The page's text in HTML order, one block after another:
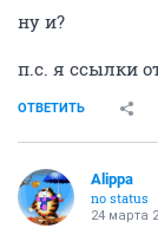
ну и?
п.с. я ссылки
ОТВЕТИТЬ
Alippa
no status
24 марта